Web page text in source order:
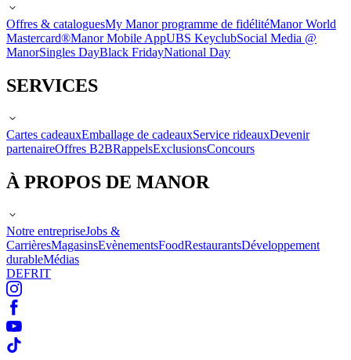
Offres & cataloguesMy Manor programme de fidélitéManor World
Mastercard®Manor Mobile AppUBS KeyclubSocial Media @
ManorSingles DayBlack FridayNational Day
SERVICES
Cartes cadeauxEmballage de cadeauxService rideauxDevenir
partenaireOffres B2BRappelsExclusionsConcours
À PROPOS DE MANOR
Notre entrepriseJobs &
CarrièresMagasinsEvènementsFoodRestaurantsDéveloppement
durableMédias
DEFRIT